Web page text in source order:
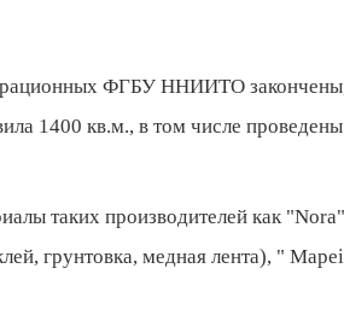
ФГБУ ННИИТО
1400 кв.м., в том числе
таких производителей как
грунтовка, медная лента), "